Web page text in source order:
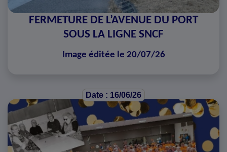
FERMETURE DE L’AVENUE DU PORT
SOUS LA LIGNE SNCF
Image éditée le 20/07/26
Date : 16/06/26